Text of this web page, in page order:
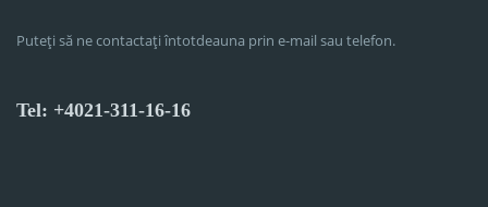
Puteți să ne contactați întotdeauna prin e-mail sau telefon.
Tel: +4021-311-16-16